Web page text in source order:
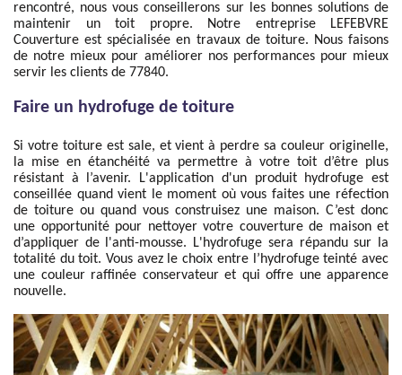
rencontré, nous vous conseillerons sur les bonnes solutions de
maintenir un toit propre. Notre entreprise LEFEBVRE
Couverture est spécialisée en travaux de toiture. Nous faisons
de notre mieux pour améliorer nos performances pour mieux
servir les clients de 77840.
Faire un hydrofuge de toiture
Si votre toiture est sale, et vient à perdre sa couleur originelle,
la mise en étanchéité va permettre à votre toit d’être plus
résistant à l’avenir. L'application d'un produit hydrofuge est
conseillée quand vient le moment où vous faites une réfection
de toiture ou quand vous construisez une maison. C’est donc
une opportunité pour nettoyer votre couverture de maison et
d’appliquer de l'anti-mousse. L'hydrofuge sera répandu sur la
totalité du toit. Vous avez le choix entre l’hydrofuge teinté avec
une couleur raffinée conservateur et qui offre une apparence
nouvelle.